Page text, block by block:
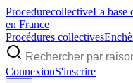
ProcedurecollectiveLa base
en France
Procédures collectives
ConnexionS'inscrire